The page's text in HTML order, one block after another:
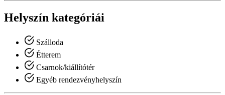
Helyszín kategóriái
Szálloda
Étterem
Csarnok/kiállítótér
Egyéb rendezvényhelyszín